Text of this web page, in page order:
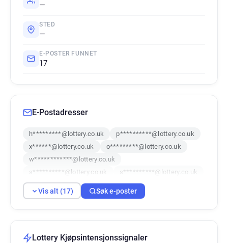
—
STED
—
E-POSTER FUNNET
17
E-Postadresser
h*********@lottery.co.uk
p**********@lottery.co.uk
x******@lottery.co.uk
o*********@lottery.co.uk
w************@lottery.co.uk
s**********@lottery.co.uk
s**********@lottery.co.uk
p***********@lottery.co.uk
g******@lottery.co.uk
y************@lottery.co.uk
y*******@lottery.co.uk
s********@lottery.co.uk
n******@lottery.co.uk
Vis alt (17) Søk e-poster
Lottery Kjøpsintensjonssignaler